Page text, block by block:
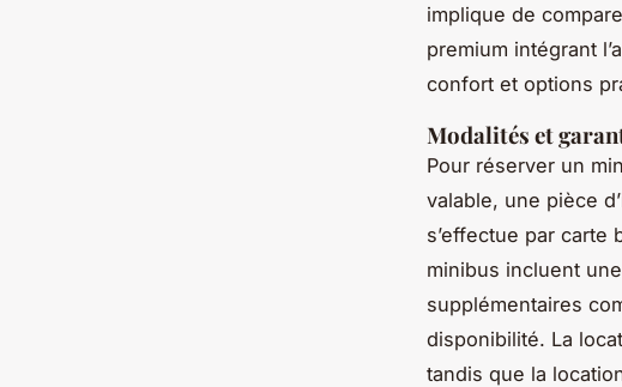
implique de
premium intégrant
confort et options
Modalités et
Pour réserver un
valable, une pièce
s’effectue par carte
minibus incluent
supplémentaires
disponibilité. La
tandis que la